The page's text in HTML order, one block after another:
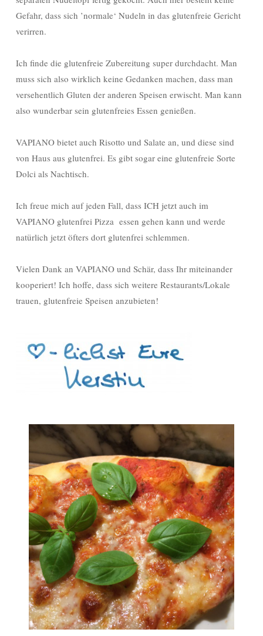
Gefahr, dass sich ’normale‘ Nudeln in das glutenfreie Gericht
verirren.
Ich finde die glutenfreie Zubereitung super durchdacht. Man
muss sich also wirklich keine Gedanken machen, dass man
versehentlich Gluten der anderen Speisen erwischt. Man kann
also wunderbar sein glutenfreies Essen genießen.
VAPIANO bietet auch Risotto und Salate an, und diese sind
von Haus aus glutenfrei. Es gibt sogar eine glutenfreie Sorte
Dolci als Nachtisch.
Ich freue mich auf jeden Fall, dass ICH jetzt auch im
VAPIANO glutenfrei Pizza essen gehen kann und werde
natürlich jetzt öfters dort glutenfrei schlemmen.
Vielen Dank an VAPIANO und Schär, dass Ihr miteinander
kooperiert! Ich hoffe, dass sich weitere Restaurants/Lokale
trauen, glutenfreie Speisen anzubieten!